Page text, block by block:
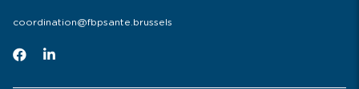
coordination@fbpsante.brussels